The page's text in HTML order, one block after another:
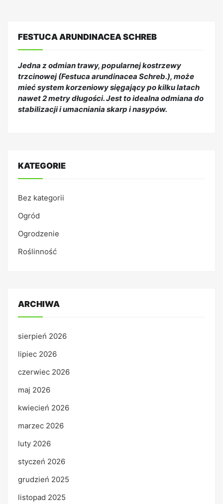
FESTUCA ARUNDINACEA SCHREB
Jedna z odmian trawy, popularnej kostrzewy
trzcinowej (Festuca arundinacea Schreb.), może
mieć system korzeniowy sięgający po kilku latach
nawet 2 metry długości. Jest to idealna odmiana do
stabilizacji i umacniania skarp i nasypów.
KATEGORIE
Bez kategorii
Ogród
Ogrodzenie
Roślinność
ARCHIWA
sierpień 2026
lipiec 2026
czerwiec 2026
maj 2026
kwiecień 2026
marzec 2026
luty 2026
styczeń 2026
grudzień 2025
listopad 2025